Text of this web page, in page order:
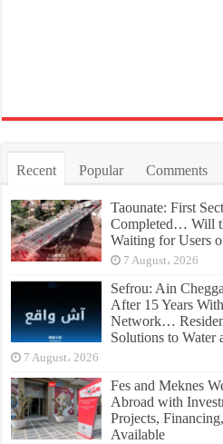
Recent Popular Comments
Taounate: First
Completed… Will
Waiting for Users
7 August، 2026
Sefrou: Ain
After 15 Years
Network…
Solutions to Water
7 August، 2026
Fes and Meknes
Abroad with
Projects,
Available